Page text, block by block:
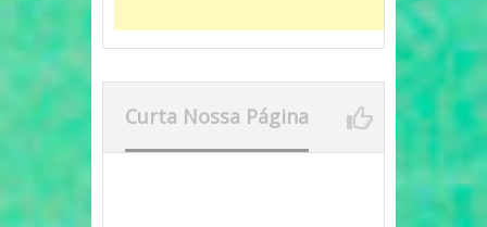
Curta Nossa Página